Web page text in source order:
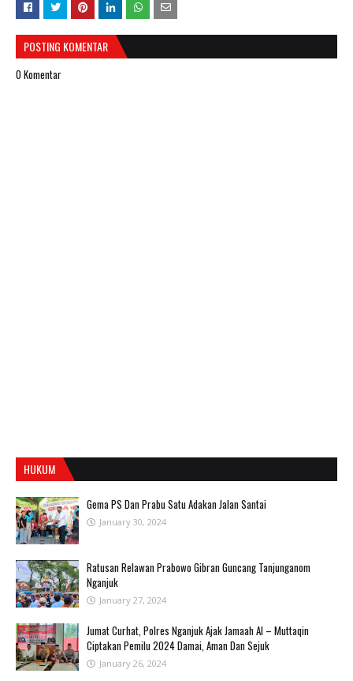
POSTING KOMENTAR
0 Komentar
HUKUM
Gema PS Dan Prabu Satu Adakan Jalan Santai
January 30, 2024
Ratusan Relawan Prabowo Gibran Guncang Tanjunganom
Nganjuk
January 27, 2024
Jumat Curhat, Polres Nganjuk Ajak Jamaah Al – Muttaqin
Ciptakan Pemilu 2024 Damai, Aman Dan Sejuk
January 26, 2024